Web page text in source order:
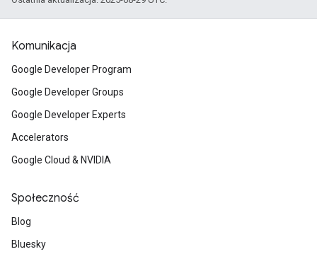
Komunikacja
Google Developer Program
Google Developer Groups
Google Developer Experts
Accelerators
Google Cloud & NVIDIA
Społeczność
Blog
Bluesky